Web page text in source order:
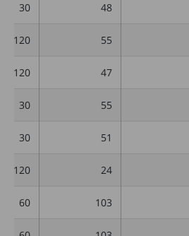
48
30
55
120
47
120
55
30
51
30
24
120
103
60